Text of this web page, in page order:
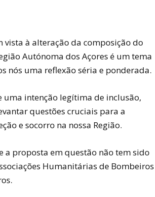
vista à alteração da composição do
Autónoma dos Açores é um tema
nós uma reflexão séria e ponderada.
intenção legítima de inclusão,
questões cruciais para a
e socorro na nossa Região.
a proposta em questão não tem sido
Humanitárias de Bombeiros